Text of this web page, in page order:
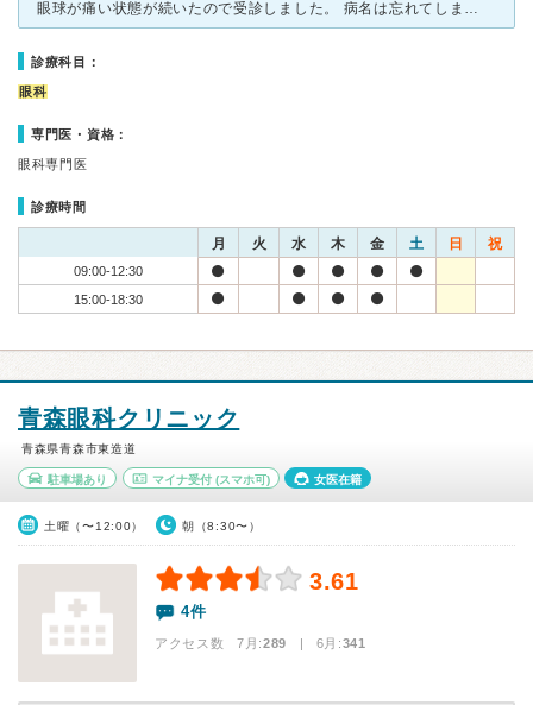
眼球が痛い状態が続いたので受診しました。 病名は忘れてしまいましたが、原因はコンタクトレンズの装着時間が長いこと、コンタクトレンズを清潔に使用していないことだと言われました。 実際、朝６時前から夜
診療科目：
眼科
専門医・資格：
眼科専門医
診療時間
月 火 水 木 金 土 日 祝
09:00-12:30
15:00-18:30
青森眼科クリニック
青森県青森市東造道
駐車場あり マイナ受付(スマホ可) 女医在籍
土曜（〜12:00） 朝（8:30〜）
3.61
4件
アクセス数 7月:289 | 6月:341